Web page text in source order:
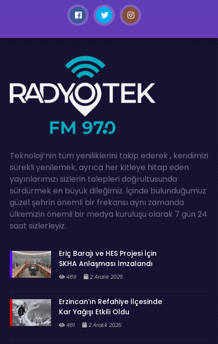
Teknoloji’nin tüm yeniliklerini takip ederek , kendimizi
sürekli yenilemek, ayrıca her kitleye hitap eden
yayınlarımızı sizlerin talepleri doğrultusunda
sürdürmek en büyük dileğimiz. İçinde bulunduğumuz
güzel şehrin önemli bir frekansı aynı zamanda
ülkemizin önemli bir medya kuruluşu olarak 7 gün 24
saat sizlerleyiz.
Eriç Barajı ve HES Projesi İçin
SKHA Anlaşması İmzalandı
489 2 Aralık 2025
Erzincan’ın Refahiye İlçesinde
Kar Yağışı Etkili Oldu
481 2 Aralık 2025